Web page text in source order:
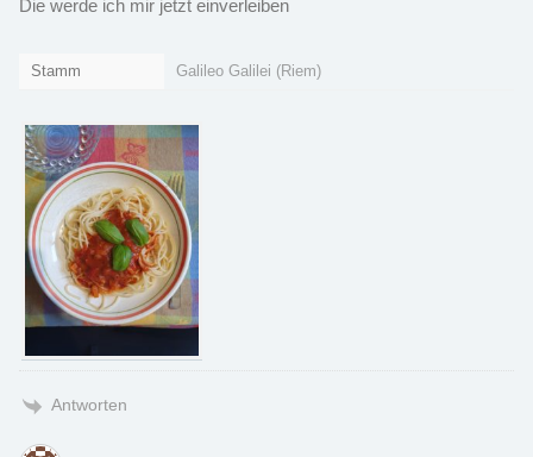
Die werde ich mir jetzt einverleiben
Stamm Galileo Galilei (Riem)
Antworten